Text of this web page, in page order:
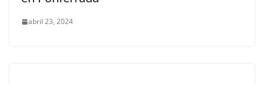
abril 23, 2024